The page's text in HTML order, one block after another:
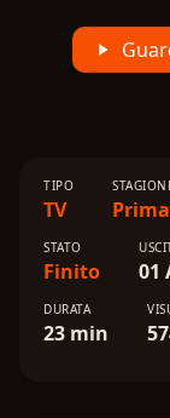
TIPO
TV
STATO
Finito 01
DURATA
23 min